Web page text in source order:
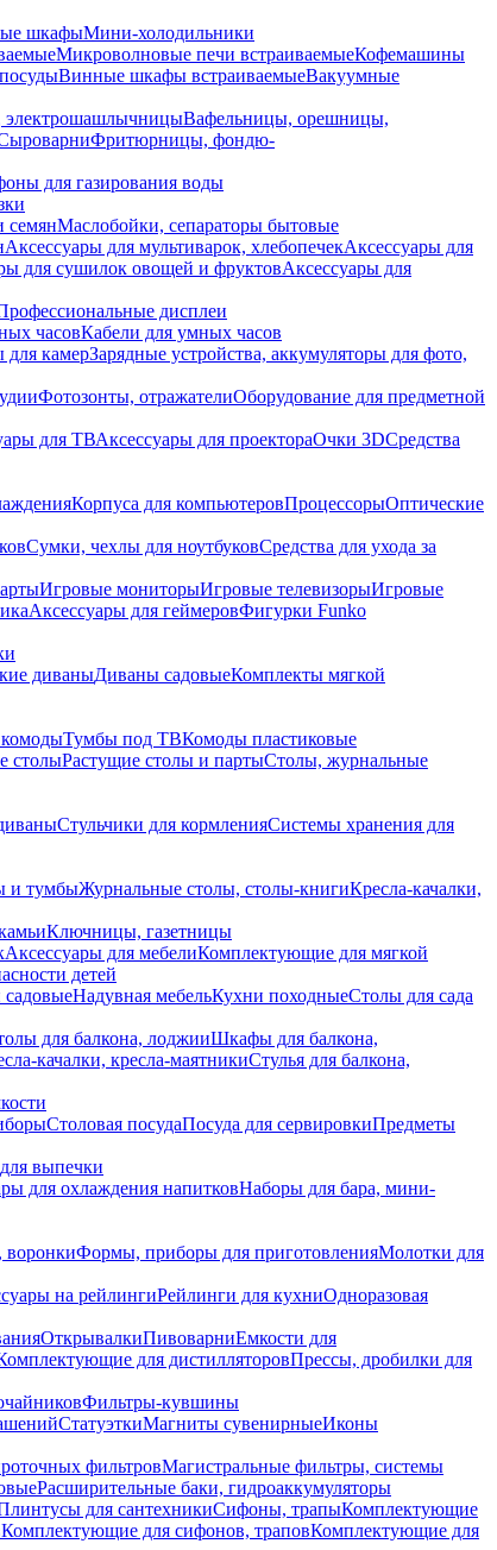
шкафыМини-холодильники
Микроволновые печи встраиваемыеКофемашины
Винные шкафы встраиваемыеВакуумные
электрошашлычницыВафельницы, орешницы,
Фритюрницы, фондю-
для газирования воды
семянМаслобойки, сепараторы бытовые
Аксессуары для мультиварок, хлебопечекАксессуары для
для сушилок овощей и фруктовАксессуары для
дисплеи
часовКабели для умных часов
камерЗарядные устройства, аккумуляторы для фото,
Фотозонты, отражателиОборудование для предметной
для ТВАксессуары для проектораОчки 3DСредства
Корпуса для компьютеровПроцессорыОптические
Сумки, чехлы для ноутбуковСредства для ухода за
Игровые мониторыИгровые телевизорыИгровые
Аксессуары для геймеровФигурки Funko
диваныДиваны садовыеКомплекты мягкой
Тумбы под ТВКомоды пластиковые
столыРастущие столы и партыСтолы, журнальные
Стульчики для кормленияСистемы хранения для
и тумбыЖурнальные столы, столы-книгиКресла-качалки,
Ключницы, газетницы
Аксессуары для мебелиКомплектующие для мягкой
детей
садовыеНадувная мебельКухни походныеСтолы для сада
для балкона, лоджииШкафы для балкона,
качалки, кресла-маятникиСтулья для балкона,
Столовая посудаПосуда для сервировкиПредметы
выпечки
для охлаждения напитковНаборы для бара, мини-
воронкиФормы, приборы для приготовленияМолотки для
на рейлингиРейлинги для кухниОдноразовая
ОткрывалкиПивоварниЕмкости для
для дистилляторовПрессы, дробилки для
Фильтры-кувшины
СтатуэткиМагниты сувенирныеИконы
фильтровМагистральные фильтры, системы
Расширительные баки, гидроаккумуляторы
для сантехникиСифоны, трапыКомплектующие
Комплектующие для сифонов, траповКомплектующие для